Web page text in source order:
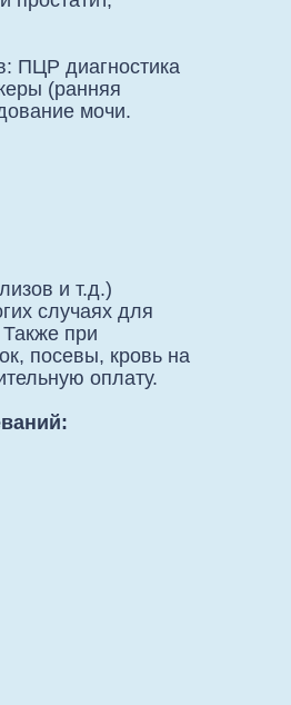
ПЦР диагностика
(ранняя
мочи.
и т.д.)
случаях для
при
посевы, кровь на
оплату.